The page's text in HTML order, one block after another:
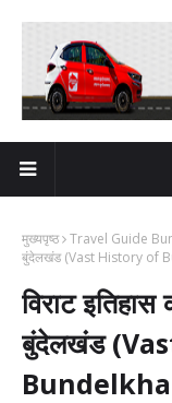
मुख्यपृष्ठ Travel Guide
बुंदेलखंड (Vast History of
विराट
बुंदेलखंड